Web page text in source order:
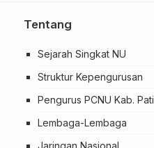
Tentang
Sejarah Singkat NU
Struktur Kepengurusan
Pengurus PCNU Kab. Pati
Lembaga-Lembaga